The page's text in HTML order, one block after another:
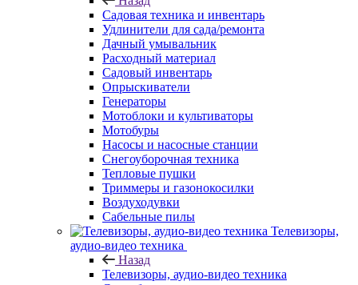
Садовая техника и инвентарь
Удлинители для сада/ремонта
Дачный умывальник
Расходный материал
Садовый инвентарь
Опрыскиватели
Генераторы
Мотоблоки и культиваторы
Мотобуры
Насосы и насосные станции
Снегоуборочная техника
Тепловые пушки
Триммеры и газонокосилки
Воздуходувки
Сабельные пилы
Телевизоры,
аудио-видео техника
Назад
Телевизоры, аудио-видео техника